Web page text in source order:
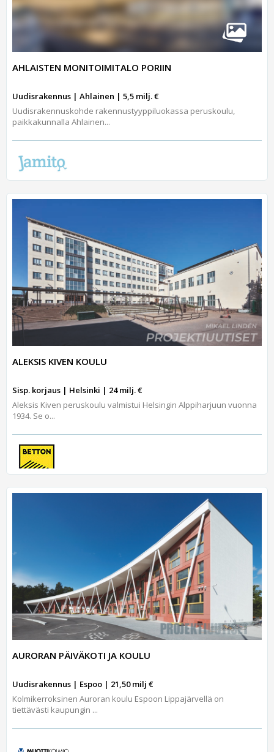
AHLAISTEN MONITOIMITALO PORIIN
Uudisrakennus | Ahlainen | 5,5 milj. €
Uudisrakennuskohde rakennustyyppiluokassa peruskoulu,
paikkakunnalla Ahlainen...
ALEKSIS KIVEN KOULU
Sisp. korjaus | Helsinki | 24 milj. €
Aleksis Kiven peruskoulu valmistui Helsingin Alppiharjuun vuonna
1934. Se o...
AURORAN PÄIVÄKOTI JA KOULU
Uudisrakennus | Espoo | 21,50 milj €
Kolmikerroksinen Auroran koulu Espoon Lippajärvellä on
tiettävästi kaupungin ...